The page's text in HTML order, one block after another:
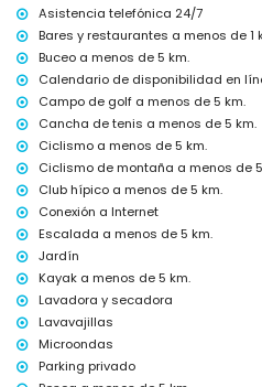
Instalaciones y servicios incluidos
villa
plancha y tabla de planchar
ropa de cama y toallas
servicio de recepción y servicio de
aire acondicionado
Instalaciones y servicios con coste
cama/cuna para niños (a petición)
Entretenimiento y actividades de
Jávea, Costa Blanca
discoteca, bar y paseo (Paseo
la casa)
Lugares de interés y cultura en
museo (Histórico de Jávea, Jávea),
Jávea), ruina (Molinos de Viento,
Asistencia telefónica 24/7
Bares y restaurantes a menos de 1
Buceo a menos de 5 km.
Calendario de disponibilidad en
Campo de golf a menos de 5 km.
Cancha de tenis a menos de 5 km.
Ciclismo a menos de 5 km.
Ciclismo de montaña a menos de
Club hípico a menos de 5 km.
Conexión a Internet
Escalada a menos de 5 km.
Jardín
Kayak a menos de 5 km.
Lavadora y secadora
Lavavajillas
Microondas
Parking privado